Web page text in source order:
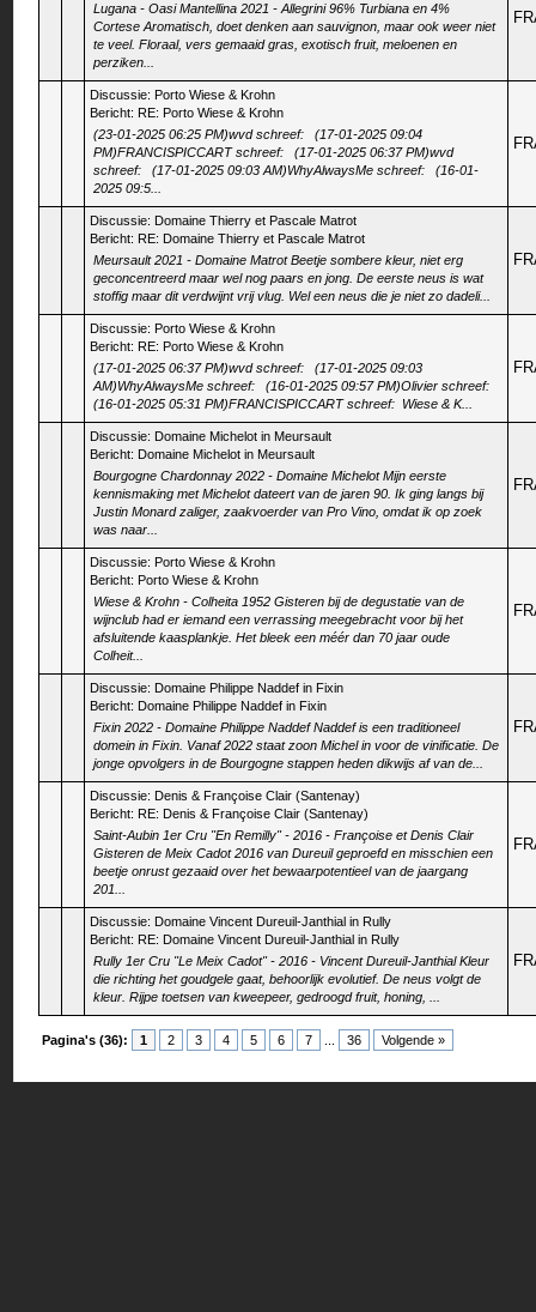
Lugana - Oasi Mantellina 2021 - Allegrini 96% Turbiana en 4%
Cortese Aromatisch, doet denken aan sauvignon, maar ook weer niet
te veel. Floraal, vers gemaaid gras, exotisch fruit, meloenen en
perziken...
Discussie: Porto Wiese & Krohn
Bericht: RE: Porto Wiese & Krohn
(23-01-2025 06:25 PM)wvd schreef: (17-01-2025 09:04
PM)FRANCISPICCART schreef: (17-01-2025 06:37 PM)wvd
schreef: (17-01-2025 09:03 AM)WhyAlwaysMe schreef: (16-01-
2025 09:5...
Discussie: Domaine Thierry et Pascale Matrot
Bericht: RE: Domaine Thierry et Pascale Matrot
Meursault 2021 - Domaine Matrot Beetje sombere kleur, niet erg
geconcentreerd maar wel nog paars en jong. De eerste neus is wat
stoffig maar dit verdwijnt vrij vlug. Wel een neus die je niet zo dadeli...
Discussie: Porto Wiese & Krohn
Bericht: RE: Porto Wiese & Krohn
(17-01-2025 06:37 PM)wvd schreef: (17-01-2025 09:03
AM)WhyAlwaysMe schreef: (16-01-2025 09:57 PM)Olivier schreef:
(16-01-2025 05:31 PM)FRANCISPICCART schreef: Wiese & K...
Discussie: Domaine Michelot in Meursault
Bericht: Domaine Michelot in Meursault
Bourgogne Chardonnay 2022 - Domaine Michelot Mijn eerste
kennismaking met Michelot dateert van de jaren 90. Ik ging langs bij
Justin Monard zaliger, zaakvoerder van Pro Vino, omdat ik op zoek
was naar...
Discussie: Porto Wiese & Krohn
Bericht: Porto Wiese & Krohn
Wiese & Krohn - Colheita 1952 Gisteren bij de degustatie van de
wijnclub had er iemand een verrassing meegebracht voor bij het
afsluitende kaasplankje. Het bleek een méér dan 70 jaar oude
Colheit...
Discussie: Domaine Philippe Naddef in Fixin
Bericht: Domaine Philippe Naddef in Fixin
Fixin 2022 - Domaine Philippe Naddef Naddef is een traditioneel
domein in Fixin. Vanaf 2022 staat zoon Michel in voor de vinificatie. De
jonge opvolgers in de Bourgogne stappen heden dikwijs af van de...
Discussie: Denis & Françoise Clair (Santenay)
Bericht: RE: Denis & Françoise Clair (Santenay)
Saint-Aubin 1er Cru "En Remilly" - 2016 - Françoise et Denis Clair
Gisteren de Meix Cadot 2016 van Dureuil geproefd en misschien een
beetje onrust gezaaid over het bewaarpotentieel van de jaargang
201...
Discussie: Domaine Vincent Dureuil-Janthial in Rully
Bericht: RE: Domaine Vincent Dureuil-Janthial in Rully
Rully 1er Cru "Le Meix Cadot" - 2016 - Vincent Dureuil-Janthial Kleur
die richting het goudgele gaat, behoorlijk evolutief. De neus volgt de
kleur. Rijpe toetsen van kweepeer, gedroogd fruit, honing, ...
Pagina's (36): 1 2 3 4 5 6 7 36 Volgende »